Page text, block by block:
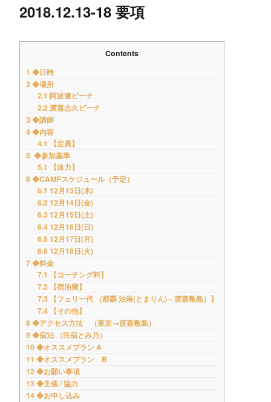
2018.12.13-18 要項
Contents
1 ◆日時
2◆場所
2.1 阿波連ビーチ
2.2渡嘉志久ビーチ
3◆講師
4◆内容
4.1 【定員】
5 ◆参加基準
5.1 【泳力】
6◆CAMPスケジュール（予定）
6.1 12月13日(木)
6.212月14日(金)
6.312月15日(土)
6.412月16日(日)
6.512月17日(月)
6.612月18日(火)
7◆料金
7.1 【コーチング料】
7.2【宿泊費】
7.3【フェリー代 （那覇 泊港(とまりん)⇔渡嘉敷島）】
7.4【その他】
8◆アクセス方法 （東京→渡嘉敷島）
9◆宿泊 （民宿とみ乃）
10◆オススメプラン A
11 ◆オススメプラン B
12◆お願い事項
13◆主催 / 協力
14◆お申し込み